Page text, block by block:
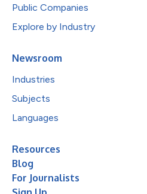
Public Companies
Explore by Industry
Newsroom
Industries
Subjects
Languages
Resources
Blog
For Journalists